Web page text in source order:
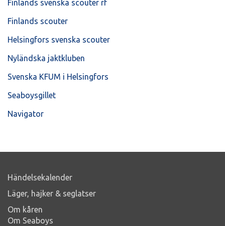
Finlands svenska scouter rf
Finlands scouter
Helsingfors svenska scouter
Nyländska jaktkluben
Svenska KFUM i Helsingfors
Seaboysgillet
Navigator
Händelsekalender
Läger, hajker & seglatser
Om kåren
Om Seaboys